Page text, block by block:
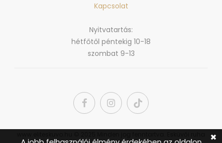
Kapcsolat
Nyitvatartás:
hétfőtől péntekig 10-18
szombat 9-13
✖